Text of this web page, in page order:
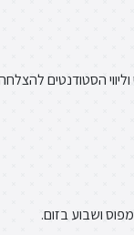
הסטודנטים
ושבוע בזום.